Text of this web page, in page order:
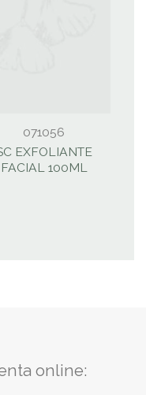
071056
EXFOLIANTE
FACIAL 100ML
online: